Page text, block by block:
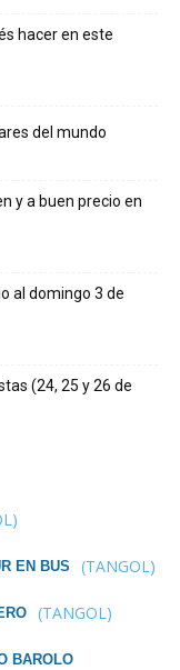
hacer en este
del mundo
y a buen precio en
al domingo 3 de
(24, 25 y 26 de
EN BUS (TANGOL)
(TANGOL)
BAROLO